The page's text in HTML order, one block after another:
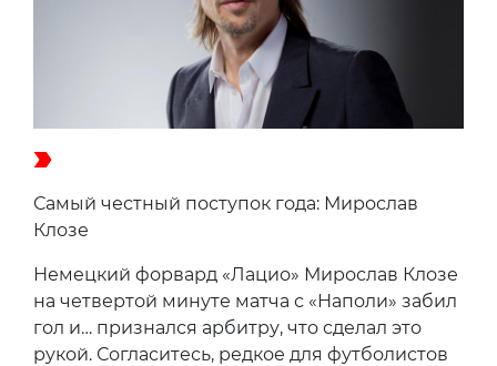
Самый честный поступок года: Мирослав
Клозе
Немецкий форвард «Лацио» Мирослав Клозе
на четвертой минуте матча с «Наполи» забил
гол и… признался арбитру, что сделал это
рукой. Согласитесь, редкое для футболистов